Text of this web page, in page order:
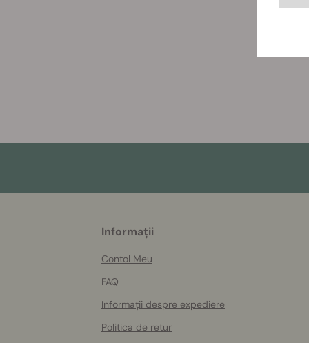
Informații
Contol Meu
FAQ
Informații despre expediere
Politica de retur